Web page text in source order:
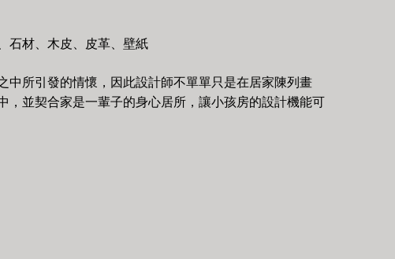
石材、木皮、皮革、壁紙
所引發的情懷，因此設計師不單單只是在居家陳列畫
並契合家是一輩子的身心居所，讓小孩房的設計機能可